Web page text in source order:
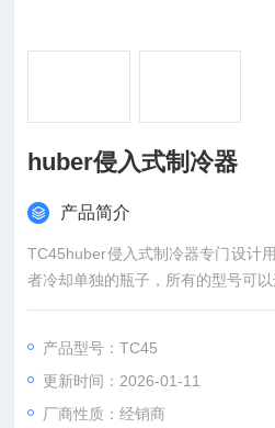
huber侵入式制冷器
产品简介
TC45huber侵入式制冷器专门设计
者冷却单独的瓶子，所有的型号可
产品型号：TC45
更新时间：2026-01-11
厂商性质：经销商